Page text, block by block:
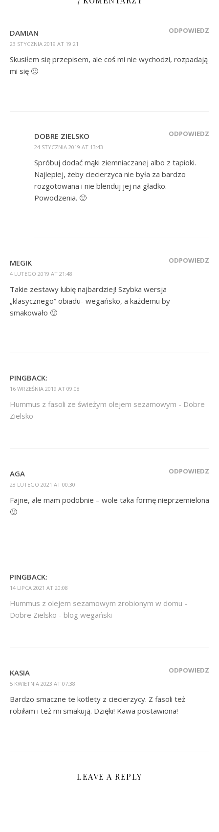
DAMIAN
23 STYCZNIA 2019 AT 19:21
ODPOWIEDZ
Skusiłem się przepisem, ale coś mi nie wychodzi, rozpadają
mi się 🙁
DOBRE ZIELSKO
24 STYCZNIA 2019 AT 13:43
ODPOWIEDZ
Spróbuj dodać mąki ziemniaczanej albo z tapioki.
Najlepiej, żeby ciecierzyca nie była za bardzo
rozgotowana i nie blenduj jej na gładko.
Powodzenia. 🙂
MEGIK
4 LUTEGO 2019 AT 21:48
ODPOWIEDZ
Takie zestawy lubię najbardziej! Szybka wersja
„klasycznego” obiadu- wegańsko, a każdemu by
smakowało 🙂
PINGBACK:
16 WRZEŚNIA 2019 AT 09:08
Hummus z fasoli ze świeżym olejem sezamowym - Dobre
Zielsko
AGA
28 LUTEGO 2021 AT 00:30
ODPOWIEDZ
Fajne, ale mam podobnie – wole taka formę nieprzemielona
🙂
PINGBACK:
14 LIPCA 2021 AT 20:08
Hummus z olejem sezamowym zrobionym w domu -
Dobre Zielsko - blog wegański
KASIA
5 KWIETNIA 2023 AT 07:38
ODPOWIEDZ
Bardzo smaczne te kotlety z ciecierzycy. Z fasoli też
robiłam i też mi smakują. Dzięki! Kawa postawiona!
LEAVE A REPLY